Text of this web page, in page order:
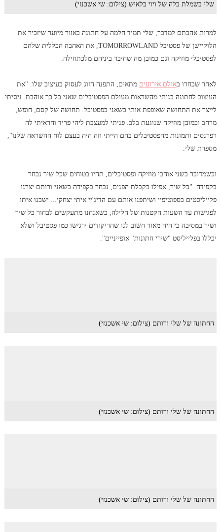
שלי בשמלת כלה של ויוי בלאיש (צילום: שי אשכנזי)
למרות אהבתם למדבר, שלי תמיד חלמה על חתונה באזור מיוער שיזכיר את
הלוקיישן של פסטיבל TOMORROWLAND, את האהבה הכללית שלהם
לפסטיבלי מוזיקה וגם כמובן מה שחיבר ביניהם מלכתחילה.
לאחר שבחרו באולם אירועים מתאים, התפנה הזוג לעסוק בעיצוב שלו. "את
העיצוב לחתונה בניתי מהשראות מעולם הפסטיבלים שאני כל כך אוהבת. ניסיתי
לייצר את התחושה שאופפת אותי כשאני בפסטיבל: תחושה של קסם, חופש,
מרחב וכמובן מוזיקה שנוגעת בלב. פניתי למעצבת ליהי פריד והראיתי לה
רפרנסים ותמונות מהפסטיבלים בהם הייתי וזה היה בעצם לוח ההשראה שלנו",
מספרת שלי.
וכשמדובר בשני אוהבי מוזיקה ופסטיבלים, תהיו בטוחים שכל שיר נבחר
בקפידה. "כל שיר, אפילו בקבלת הפנים, נבחר בקפידה כשאני ורותם יצרנו
פלייליסטים בספוטיפיי ושיתפנו אותם עם הדיג'יי איתי יצחקי... ישבנו איתו
לפגישות עד השעות הקטנות של הלילה, כשאנחנו מתעקשים לבחור כל שיר
ושיר במסיבה כי היה מאוד חשוב לנו שהריקודים ירגישו כמו פסטיבל ושלא
יכללו בפלייליסט "שירי חתונות" אופייניים".
החתונה של שלי ורותם (צילום: שי אשכנזי)
החתונה של שלי ורותם (צילום: שי אשכנזי)
החתונה של שלי ורותם (צילום: שי אשכנזי)